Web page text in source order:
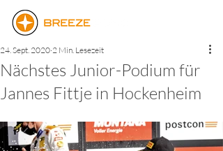
Nächstes Junior-Podium für
Jannes Fittje in Hockenheim
24. Sept. 2020 2 Min. Lesezeit